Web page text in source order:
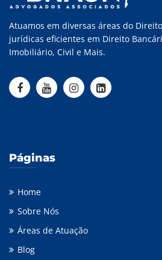
Atuamos em diversas áreas do
jurídicas eficientes em Direito
Imobiliário, Civil e Mais.
Páginas
Home
Sobre Nós
Áreas de Atuação
Blog